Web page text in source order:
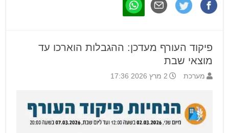
פיקוד העורף מעדכן: ההגבלות הוארכו עד
מוצאי שבת
מערכת 2 מרץ 2026 17:36